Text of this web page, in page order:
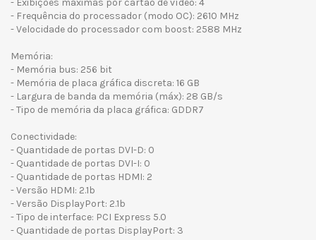
- Exibições máximas por cartão de vídeo: 4
- Frequência do processador (modo OC): 2610 MHz
- Velocidade do processador com boost: 2588 MHz
Memória:
- Memória bus: 256 bit
- Memória de placa gráfica discreta: 16 GB
- Largura de banda da memória (máx): 28 GB/s
- Tipo de memória da placa gráfica: GDDR7
Conectividade:
- Quantidade de portas DVI-D: 0
- Quantidade de portas DVI-I: 0
- Quantidade de portas HDMI: 2
- Versão HDMI: 2.1b
- Versão DisplayPort: 2.1b
- Tipo de interface: PCI Express 5.0
- Quantidade de portas DisplayPort: 3